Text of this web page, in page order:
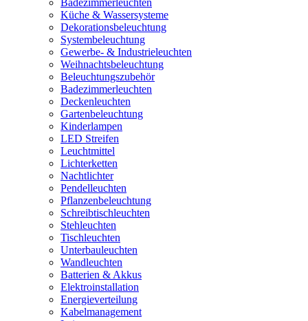
Badezimmerleuchten
Küche & Wassersysteme
Dekorationsbeleuchtung
Systembeleuchtung
Gewerbe- & Industrieleuchten
Weihnachtsbeleuchtung
Beleuchtungszubehör
Badezimmerleuchten
Deckenleuchten
Gartenbeleuchtung
Kinderlampen
LED Streifen
Leuchtmittel
Lichterketten
Nachtlichter
Pendelleuchten
Pflanzenbeleuchtung
Schreibtischleuchten
Stehleuchten
Tischleuchten
Unterbauleuchten
Wandleuchten
Batterien & Akkus
Elektroinstallation
Energieverteilung
Kabelmanagement